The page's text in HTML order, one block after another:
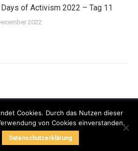
of Activism 2022 – Tag 11
2022
ZONTA Club Wien 1
Datenschutz Impressum
Cookies. Durch das Nutzen dieser
von Cookies einverstanden.
Datenschutzerklärung